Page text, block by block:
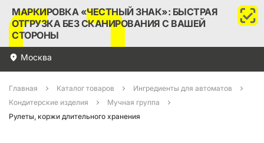
МАРКИРОВКА «ЧЕСТНЫЙ ЗНАК»: БЫСТРАЯ
ОТГРУЗКА БЕЗ СКАНИРОВАНИЯ С ВАШЕЙ
СТОРОНЫ
Москва
Главная Каталог товаров
Ингредиенты для автоматов
Кондитерские изделия
Мучная группа
Рулеты, коржи длительного хранения